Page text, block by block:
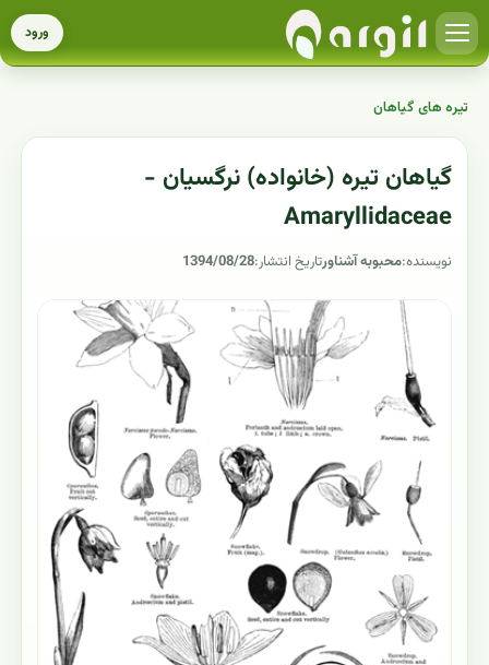
ورود
تیره های گیاهان
گیاهان تیره (خانواده) نرگسیان -
Amaryllidaceae
نویسنده:محبوبه آشناورتاریخ انتشار:1394/08/28